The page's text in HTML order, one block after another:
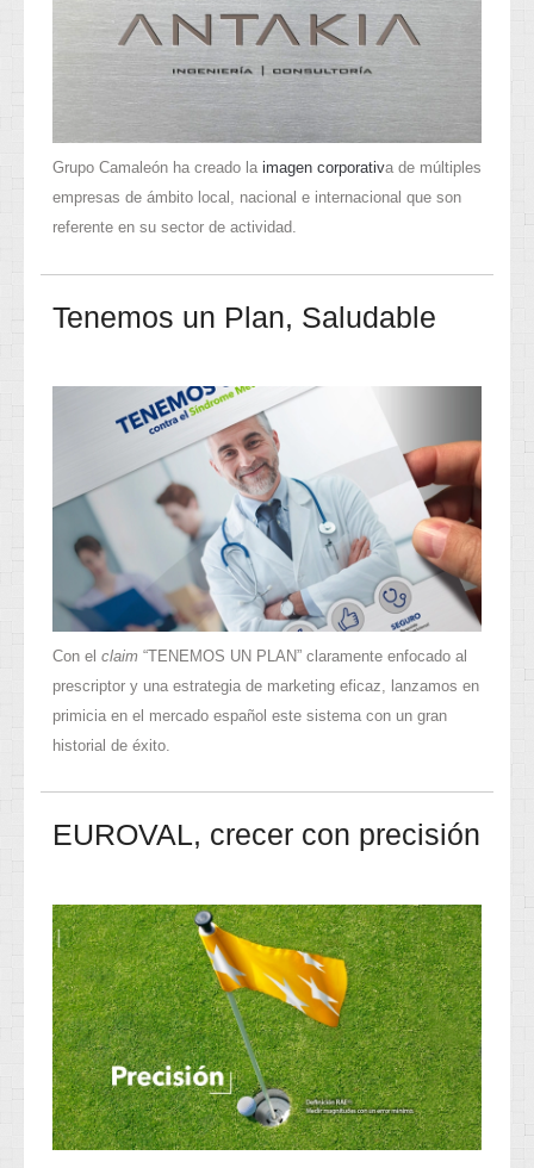
Grupo Camaleón ha creado la imagen corporativa de múltiples
empresas de ámbito local, nacional e internacional que son
referente en su sector de actividad.
Tenemos un Plan, Saludable
Con el claim “TENEMOS UN PLAN” claramente enfocado al
prescriptor y una estrategia de marketing eficaz, lanzamos en
primicia en el mercado español este sistema con un gran
historial de éxito.
EUROVAL, crecer con precisión